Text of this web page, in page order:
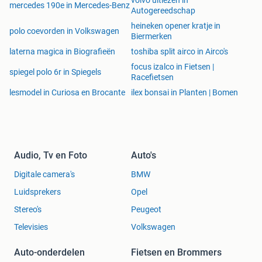
tussen de poten voor extra stevigheid en luxe chromen
waarmee u de hoogte kunt variëren en waterpas
kunt stellen.Uiteraard compleet met scoretellers
een echte zware volwassen voetbaltafel voor fanatiek
opmerkingen).
compleet met 3 balletjes 36mm black&white.
Voetbaltafel TopTable Competition Wood
van €355,00 voor €349,90
Zware voetbaltafel met stoere houtprint met vervangbare
stangenwelke soepel lopen met rubberen stootbumpers,
speelveld is voorzien van een fraaie grasprint welke in
dehoeken omhoogloopt zodat de bal niet stil komt te
mercedes 190e in Mercedes-Benz
Autogereedschap
polo coevorden in Volkswagen
heineken opener kratje in
Biermerken
laterna magica in Biografieën
toshiba split airco in Airco's
spiegel polo 6r in Spiegels
focus izalco in Fietsen |
Racefietsen
lesmodel in Curiosa en Brocante
ilex bonsai in Planten | Bomen
Audio, Tv en Foto
Digitale camera's
Luidsprekers
Stereo's
Televisies
Auto's
BMW
Opel
Peugeot
Volkswagen
Auto-onderdelen Fietsen en Brommers